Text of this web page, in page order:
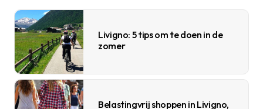
Livigno: 5 tips om te doen in de
zomer
Belastingvrij shoppen in Livigno,